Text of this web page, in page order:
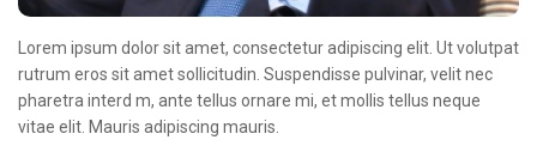
Lorem ipsum dolor sit amet, consectetur adipiscing elit. Ut volutpat
rutrum eros sit amet sollicitudin. Suspendisse pulvinar, velit nec
pharetra interd m, ante tellus ornare mi, et mollis tellus neque
vitae elit. Mauris adipiscing mauris.